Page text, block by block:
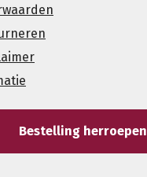
Bestelling herroepen